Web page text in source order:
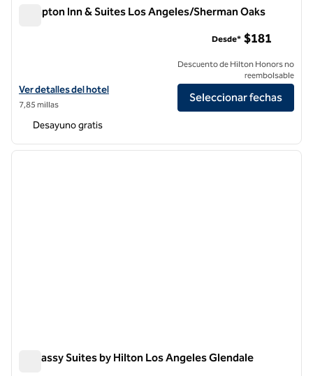
Hampton Inn & Suites Los Angeles/Sherman Oaks
Ver detalles del hotel Hampton Inn & Suites Los Angeles/Sherman
Ver detalles del hotel
7,85 millas
Desde* $181
Descuento de Hilton Honors no
reembolsable
Seleccionar fechas
Desayuno gratis
1 de 12
Embassy Suites by Hilton Los Angeles Glendale